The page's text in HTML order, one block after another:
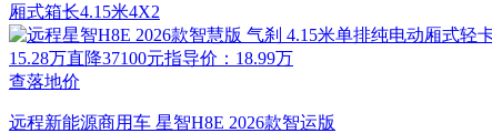
厢式箱长4.15米4X2
15.28万直降37100元指导价：18.99万
查落地价
远程新能源商用车 星智H8E 2026款智运版